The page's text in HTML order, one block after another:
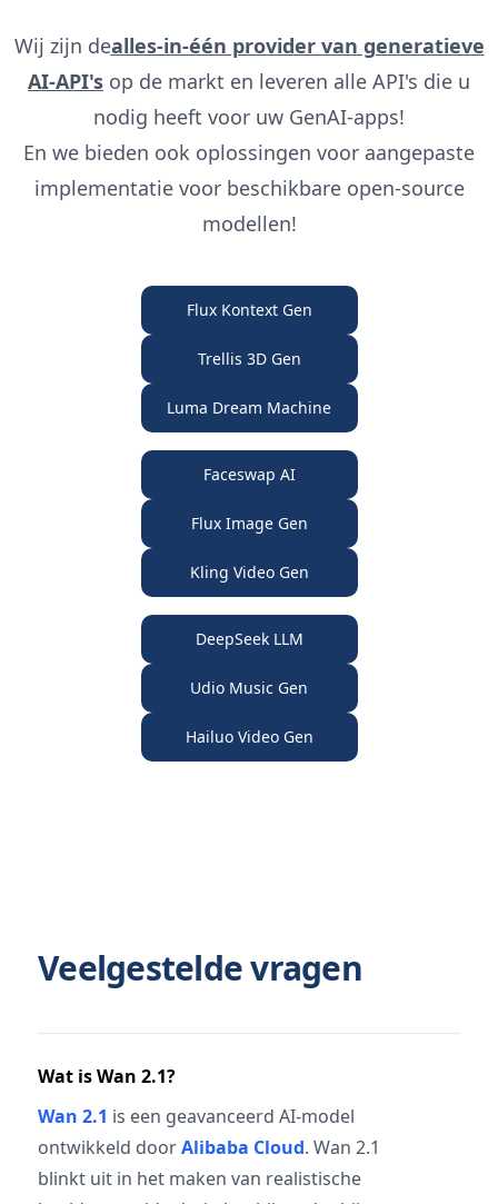
Wij zijn dealles-in-één provider van generatieve
AI-API's op de markt en leveren alle API's die u
nodig heeft voor uw GenAI-apps!
En we bieden ook oplossingen voor aangepaste
implementatie voor beschikbare open-source
modellen!
Flux Kontext Gen
Trellis 3D Gen
Luma Dream Machine
Faceswap AI
Flux Image Gen
Kling Video Gen
DeepSeek LLM
Udio Music Gen
Hailuo Video Gen
Veelgestelde vragen
Wat is Wan 2.1?
Wan 2.1 is een geavanceerd AI-model
ontwikkeld doorAlibaba Cloud. Wan 2.1
blinkt uit in het maken van realistische